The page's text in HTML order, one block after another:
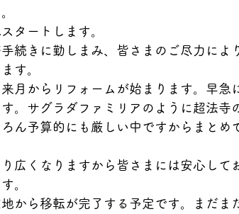
タートします。
続きに勤しまみ、皆さまのご尽力によ
す。
月からリフォームが始まります。早急
。サグラダファミリアのように超法寺
ん予算的にも厳しい中ですからまとめ
広くなりますから皆さまには安心して
。
から移転が完了する予定です。まだま